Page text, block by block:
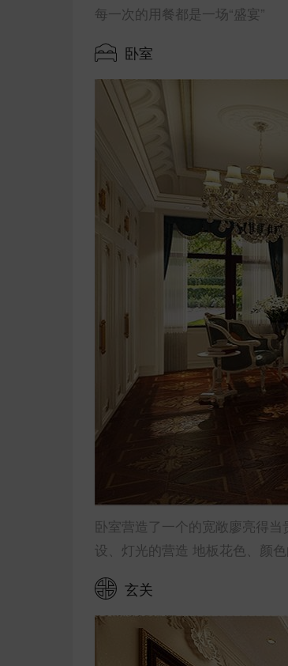
每一次的用餐都是一场“盛宴”
卧室
卧室营造了一个的宽敞廖亮得
设、灯光的营造 地板花色、颜
玄关